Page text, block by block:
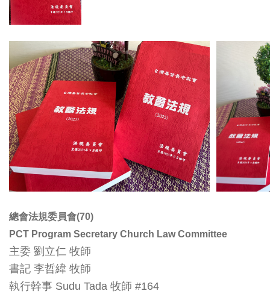
總會法規委員會(70)
PCT Program Secretary Church Law Committee
主委 劉立仁 牧師
書記 李哲緯 牧師
執行幹事 Sudu Tada 牧師 #164